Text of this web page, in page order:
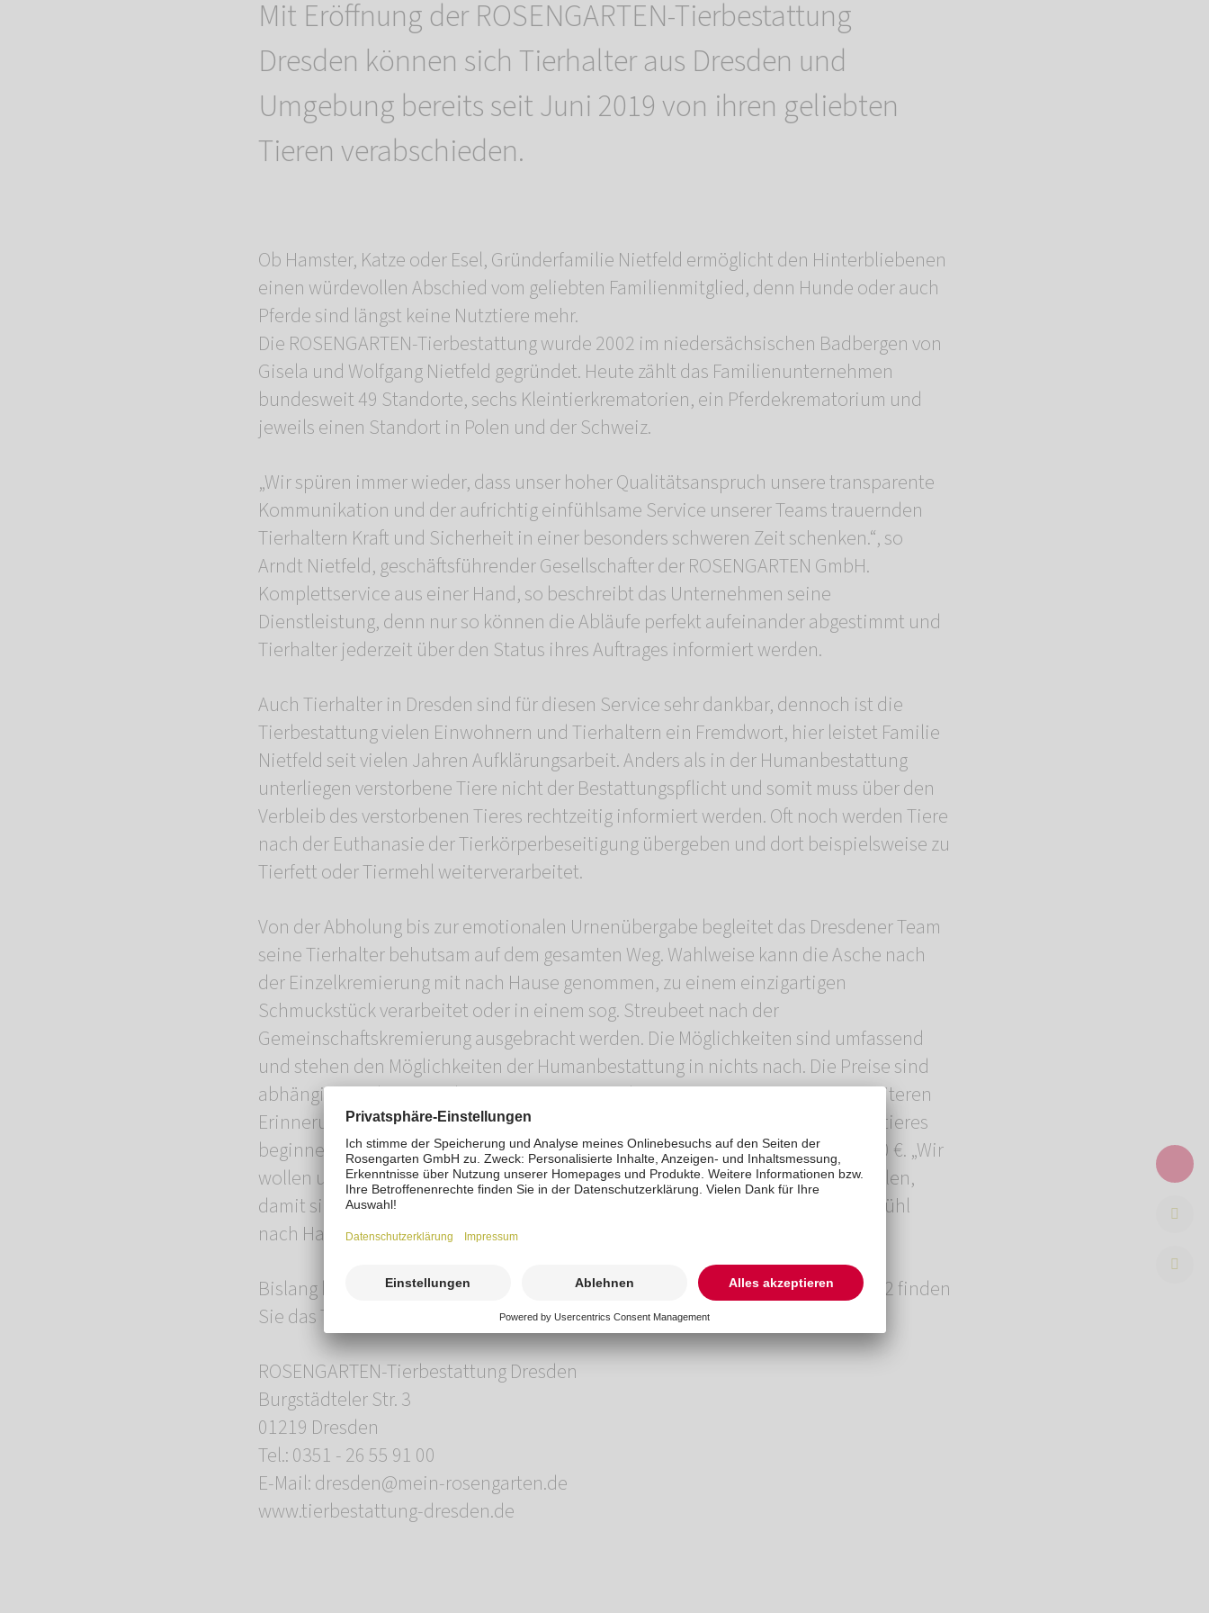
Mit Eröffnung der ROSENGARTEN-Tierbestattung
Dresden können sich Tierhalter aus Dresden und
Umgebung bereits seit Juni 2019 von ihren geliebten
Tieren verabschieden.
Ob Hamster, Katze oder Esel, Gründerfamilie Nietfeld ermöglicht den Hinterbliebenen
einen würdevollen Abschied vom geliebten Familienmitglied, denn Hunde oder auch
Pferde sind längst keine Nutztiere mehr.
Die ROSENGARTEN-Tierbestattung wurde 2002 im niedersächsischen Badbergen von
Gisela und Wolfgang Nietfeld gegründet. Heute zählt das Familienunternehmen
bundesweit 49 Standorte, sechs Kleintierkrematorien, ein Pferdekrematorium und
jeweils einen Standort in Polen und der Schweiz.
„Wir spüren immer wieder, dass unser hoher Qualitätsanspruch unsere transparente
Kommunikation und der aufrichtig einfühlsame Service unserer Teams trauernden
Tierhaltern Kraft und Sicherheit in einer besonders schweren Zeit schenken.“, so
Arndt Nietfeld, geschäftsführender Gesellschafter der ROSENGARTEN GmbH.
Komplettservice aus einer Hand, so beschreibt das Unternehmen seine
Dienstleistung, denn nur so können die Abläufe perfekt aufeinander abgestimmt und
Tierhalter jederzeit über den Status ihres Auftrages informiert werden.
Auch Tierhalter in Dresden sind für diesen Service sehr dankbar, dennoch ist die
Tierbestattung vielen Einwohnern und Tierhaltern ein Fremdwort, hier leistet Familie
Nietfeld seit vielen Jahren Aufklärungsarbeit. Anders als in der Humanbestattung
unterliegen verstorbene Tiere nicht der Bestattungspflicht und somit muss über den
Verbleib des verstorbenen Tieres rechtzeitig informiert werden. Oft noch werden Tiere
nach der Euthanasie der Tierkörperbeseitigung übergeben und dort beispielsweise zu
Tierfett oder Tiermehl weiterverarbeitet.
Von der Abholung bis zur emotionalen Urnenübergabe begleitet das Dresdener Team
seine Tierhalter behutsam auf dem gesamten Weg. Wahlweise kann die Asche nach
der Einzelkremierung mit nach Hause genommen, zu einem einzigartigen
Schmuckstück verarbeitet oder in einem sog. Streubeet nach der
Gemeinschaftskremierung ausgebracht werden. Die Möglichkeiten sind umfassend
und stehen den Möglichkeiten der Humanbestattung in nichts nach. Die Preise sind
abhängig von der gewählten Kremierungsart, der gewünschten Urne sowie weiteren
Erinnerungsstücken. Die Kosten für die anonyme Basiskremierung eines Haustieres
beginnen bei 60,00 €, die Einzelkremierung eines Pferdes kostet bis zu 1990,00 €. „Wir
wollen unseren Tierhaltern nach Möglichkeit alle Wünsche zum Abschied erfüllen,
damit sie zwar traurig zu uns kommen, aber mit einem guten und sicheren Gefühl
nach Hause gehen können.“, so Arndt Nietfeld.
Bislang befand sich die Filiale an der Quohrener Straße 78. Seit dem 03.08.2022 finden
Sie das Team in der ländlich gelegenen Filiale in der Burgstädteler Str. 3.
ROSENGARTEN-Tierbestattung Dresden
Burgstädteler Str. 3
01219 Dresden
Tel.: 0351 - 26 55 91 00
E-Mail: dresden@mein-rosengarten.de
www.tierbestattung-dresden.de